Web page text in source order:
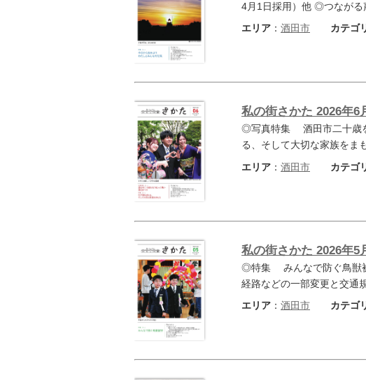
4月1日採用）他 ◎つなが
エリア ： 酒田市 カテゴ
私の街さかた 2026年6
◎写真特集 酒田市二十歳
る、そして大切な家族をま
エリア ： 酒田市 カテゴ
私の街さかた 2026年5
◎特集 みんなで防ぐ鳥獣
経路などの一部変更と交
エリア ： 酒田市 カテゴ